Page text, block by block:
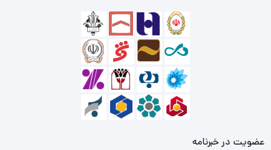
در فضای داخلی انجام شود.
علاوه بر این مسترتک، از Air Filter با قابلیت شستشوی آسان
برای ممانعت ورود گرد و غبار معلق هوا به داخل کیس بهره برده
عضویت در خبرنامه